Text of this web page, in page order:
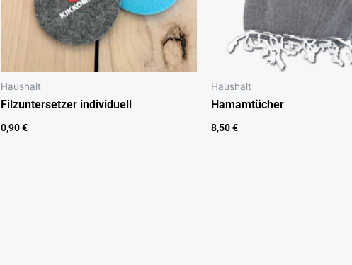
Haushalt
Filzuntersetzer individuell
0,90€
Haushalt
Hamamtücher
8,50€